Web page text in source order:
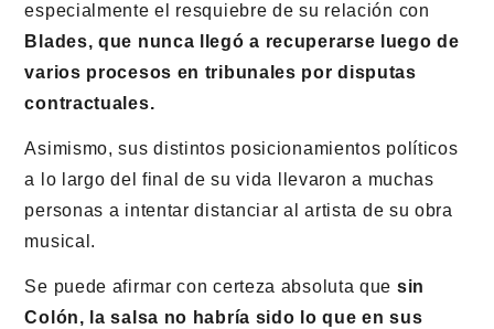
especialmente el resquiebre de su relación con
Blades, que nunca llegó a recuperarse luego de
varios procesos en tribunales por disputas
contractuales.
Asimismo, sus distintos posicionamientos políticos
a lo largo del final de su vida llevaron a muchas
personas a intentar distanciar al artista de su obra
musical.
Se puede afirmar con certeza absoluta que sin
Colón, la salsa no habría sido lo que en sus